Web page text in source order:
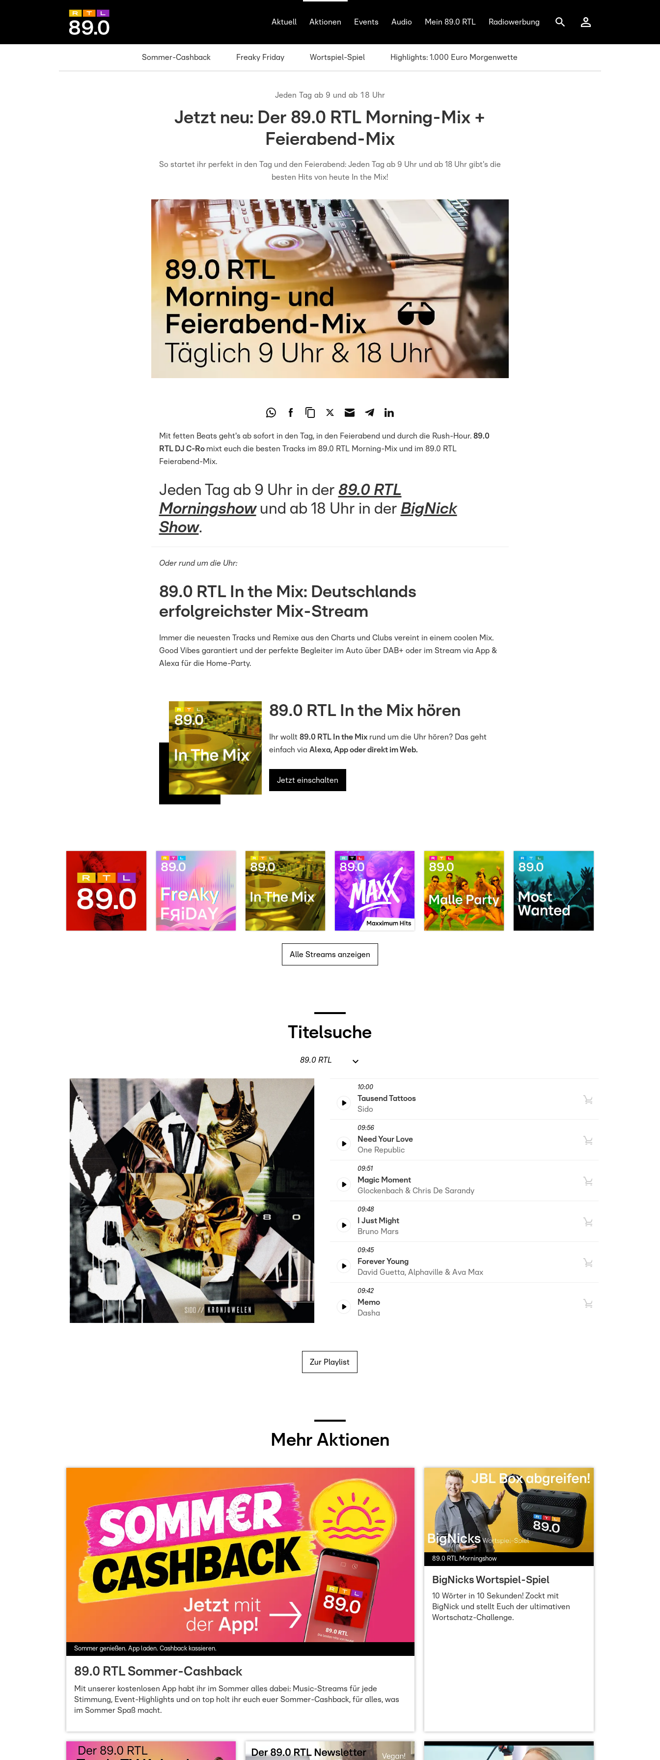
Aktuell Aktionen
Sommer-Cashback Freaky Friday Wortspiel-Spiel Highlights: 1.000 Euro Morgenwette
Events Audio Mein 89.0 RTL Radiowerbung
Jeden Tag ab 9 und ab 18 Uhr
Jetzt neu: Der 89.0 RTL Morning-Mix +
Feierabend-Mix
So startet ihr perfekt in den Tag und den Feierabend: Jeden Tag ab 9 Uhr und ab 18 Uhr gibt's die
besten Hits von heute In the Mix!
Mit fetten Beats geht's ab sofort in den Tag, in den Feierabend und durch die Rush-Hour. 89.0
RTL DJ C-Ro mixt euch die besten Tracks im 89.0 RTL Morning-Mix und im 89.0 RTL
Feierabend-Mix.
Jeden Tag ab 9 Uhr in der 89.0 RTL
Morningshowund ab 18 Uhr in der BigNick
Show.
Oder rund um die Uhr:
89.0 RTL In the Mix: Deutschlands
erfolgreichster Mix-Stream
Immer die neuesten Tracks und Remixe aus den Charts und Clubs vereint in einem coolen Mix.
Good Vibes garantiert und der perfekte Begleiter im Auto über DAB+ oder im Stream via App &
Alexa für die Home-Party.
89.0 RTL In the Mix hören
Ihr wollt 89.0 RTL In the Mix rund um die Uhr hören? Das geht
einfach via Alexa, App oder direkt im Web.
Jetzt einschalten
Alle Streams anzeigen
Titelsuche
10:00
Tausend Tattoos
Sido
09:56
Need Your Love
One Republic
09:51
Magic Moment
Glockenbach & Chris De Sarandy
09:48
I Just Might
Bruno Mars
09:45
Forever Young
David Guetta, Alphaville & Ava Max
09:42
Memo
Dasha
Zur Playlist
Mehr Aktionen
Sommer genießen. App laden. Cashback kassieren.
89.0 RTL Sommer-Cashback
Mit unserer kostenlosen App habt ihr im Sommer alles dabei: Music-Streams für jede
Stimmung, Event-Highlights und on top holt ihr euch euer Sommer-Cashback, für alles, was
im Sommer Spaß macht.
89.0 RTL Morningshow
BigNicks Wortspiel-Spiel
10 Wörter in 10 Sekunden! Zockt mit
BigNick und stellt Euch der ultimativen
Wortschatz-Challenge.